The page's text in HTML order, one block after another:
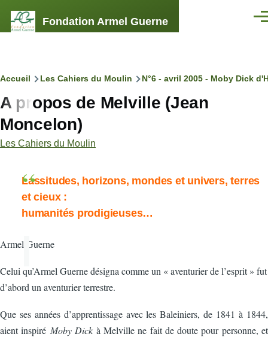
Fondation Armel Guerne
Fil
d'Ariane
Accueil Les Cahiers du Moulin N°6 - avril 2005 - Moby Dick
A propos de Melville (Jean
Moncelon)
Les Cahiers du Moulin
Lassitudes, horizons, mondes et univers, terres
et cieux :
humanités prodigieuses…
Armel Guerne
Celui qu’Armel Guerne désigna comme un « aventurier de l’esprit » fut
d’abord un aventurier terrestre.
Que ses années d’apprentissage avec les Baleiniers, de 1841 à 1844,
aient inspiré Moby Dickà Melville ne fait de doute pour personne, et